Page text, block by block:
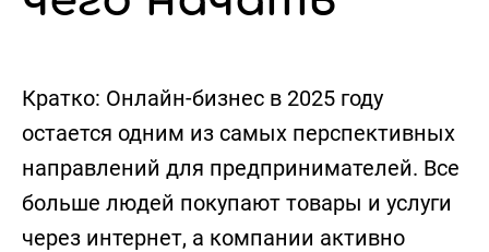
Кратко: Онлайн-бизнес в 2025 году
остается одним из самых перспективных
направлений для предпринимателей. Все
больше людей покупают товары и услуги
через интернет, а компании активно